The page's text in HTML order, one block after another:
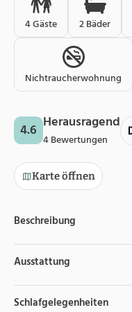
4 Gäste 2 Bäder
Nichtraucherwohnung
4.6 Herausragend
4 Bewertungen
Karte öffnen
Beschreibung
Ausstattung
Schlafgelegenheiten